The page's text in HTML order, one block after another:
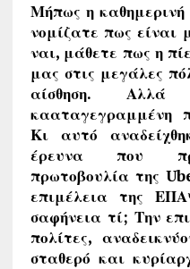
Μήπως η καθημερινή
νομίζατε πως είναι
ναι, μάθετε πως η
μας στις μεγάλες
αίσθηση.
κααταγεγραμμένη
Κι αυτό
έρευνα που
πρωτοβουλία της
επιμέλεια της
σαφήνεια τί; Την
πολίτες,
σταθερό και